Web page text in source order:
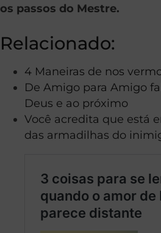
os passos do Mestre.
Relacionado:
4 Maneiras de nos
De Amigo para Amigo
Deus e ao próximo
Você acredita que está
das armadilhas do